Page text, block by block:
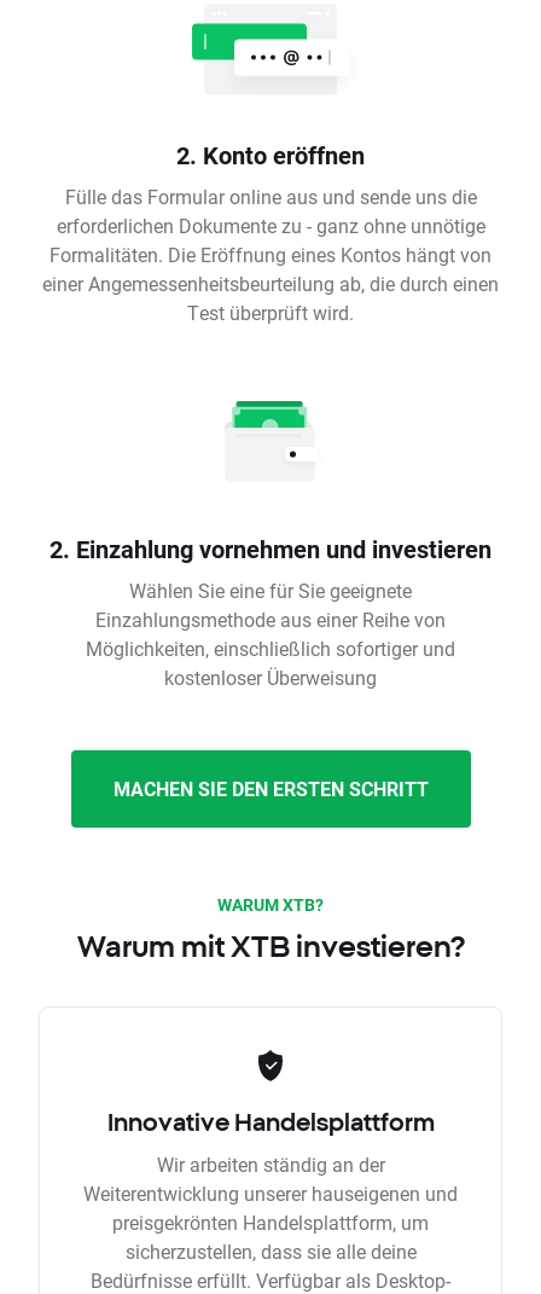
2. Konto eröffnen
Fülle das Formular online aus und sende uns die
erforderlichen Dokumente zu - ganz ohne unnötige
Formalitäten. Die Eröffnung eines Kontos hängt von
einer Angemessenheitsbeurteilung ab, die durch einen
Test überprüft wird.
2. Einzahlung vornehmen und investieren
Wählen Sie eine für Sie geeignete
Einzahlungsmethode aus einer Reihe von
Möglichkeiten, einschließlich sofortiger und
kostenloser Überweisung
MACHEN SIE DEN ERSTEN SCHRITT
WARUM XTB?
Warum mit XTB investieren?
Innovative Handelsplattform
Wir arbeiten ständig an der
Weiterentwicklung unserer hauseigenen und
preisgekrönten Handelsplattform, um
sicherzustellen, dass sie alle deine
Bedürfnisse erfüllt. Verfügbar als Desktop-